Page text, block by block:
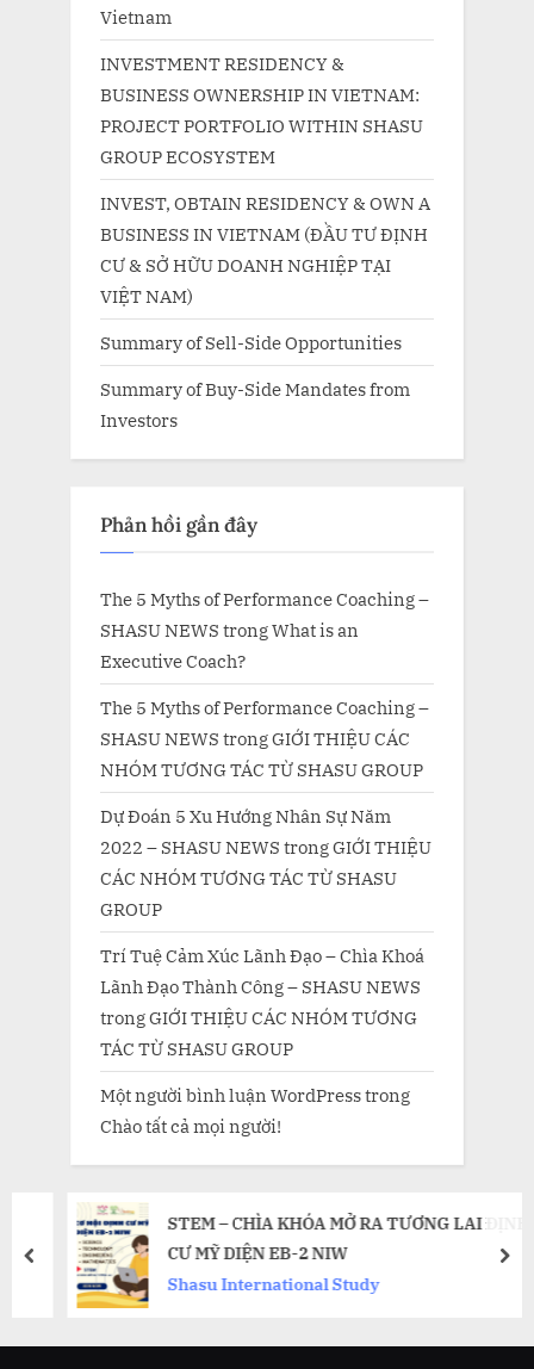
Vietnam
INVESTMENT RESIDENCY &
BUSINESS OWNERSHIP IN VIETNAM:
PROJECT PORTFOLIO WITHIN SHASU
GROUP ECOSYSTEM
INVEST, OBTAIN RESIDENCY & OWN A
BUSINESS IN VIETNAM (ĐẦU TƯ ĐỊNH
CƯ & SỞ HỮU DOANH NGHIỆP TẠI
VIỆT NAM)
Summary of Sell-Side Opportunities
Summary of Buy-Side Mandates from
Investors
Phản hồi gần đây
The 5 Myths of Performance Coaching –
SHASU NEWS trongWhat is an
Executive Coach?
The 5 Myths of Performance Coaching –
SHASU NEWS trongGIỚI THIỆU CÁC
NHÓM TƯƠNG TÁC TỪ SHASU GROUP
Dự Đoán 5 Xu Hướng Nhân Sự Năm
2022 – SHASU NEWS trongGIỚI THIỆU
CÁC NHÓM TƯƠNG TÁC TỪ SHASU
GROUP
Trí Tuệ Cảm Xúc Lãnh Đạo – Chìa Khoá
Lãnh Đạo Thành Công – SHASU NEWS
trongGIỚI THIỆU CÁC NHÓM TƯƠNG
TÁC TỪ SHASU GROUP
Một người bình luận WordPresstrong
Chào tất cả mọi người!
STEM – CHÌA KHÓA MỞ RA TƯƠNG LAI ĐỊNH
CƯ MỸ DIỆN EB-2 NIW
Shasu International Study
prev